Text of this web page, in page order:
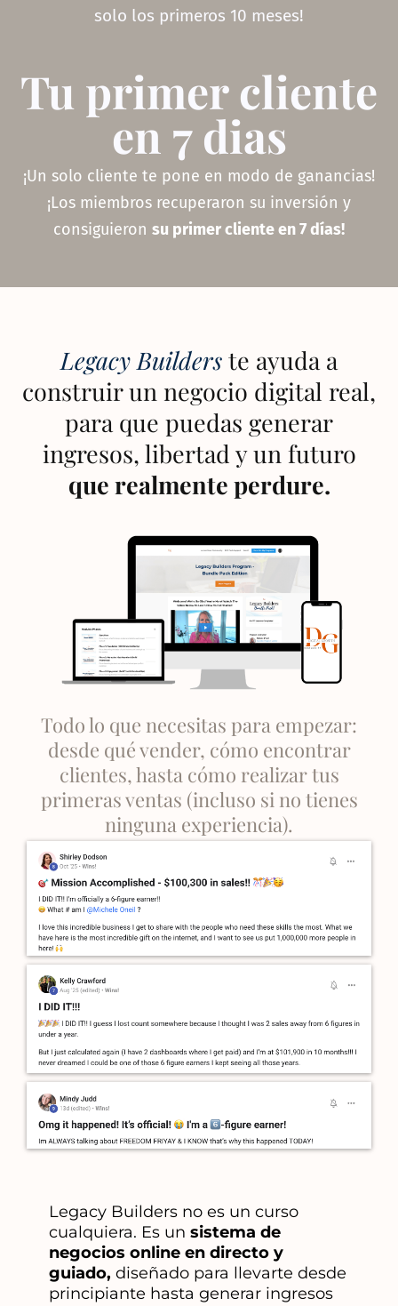
solo los primeros 10 meses!
Tu primer cliente
en 7 dias
¡Un solo cliente te pone en modo de ganancias!
¡Los miembros recuperaron su inversión y
consiguieron su primer cliente en 7 días!
Legacy Builderste ayuda a
construir un negocio digital real,
para que puedas generar
ingresos, libertad y un futuro
que realmente perdure.
Todo lo que necesitas para empezar:
desde qué vender, cómo encontrar
clientes, hasta cómo realizar tus
primeras ventas (incluso si no tienes
ninguna experiencia).
Legacy Builders no es un curso
cualquiera. Es un sistema de
negocios online en directo y
guiado, diseñado para llevarte desde
principiante hasta generar ingresos